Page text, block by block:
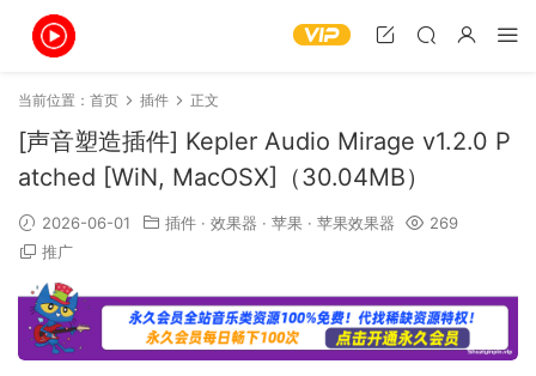
当前位置： 首页 插件 正文
[声音塑造插件] Kepler Audio Mirage v1.2.0 P
atched [WiN, MacOSX]（30.04MB）
2026-06-01 插件 · 效果器 · 苹果 · 苹果效果器
269
推广